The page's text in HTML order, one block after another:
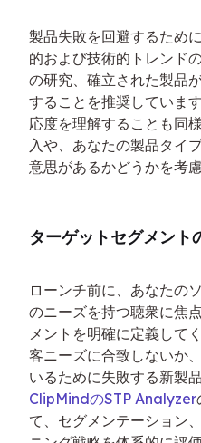
製品失敗を回避するために
的および技術的トレンド
の研究、確立された製品
することを推奨していま
応度を理解することも同
入や、あなたの製品タイ
意思があるかどうかを考
ターゲットセグメント
ローンチ前に、あなたの
のニーズを持つ聴衆に焦
メントを明確に定義して
客ニーズに合致しないか
いるために失敗する新製
ClipMindのSTP Analyzer
て、セグメンテーション